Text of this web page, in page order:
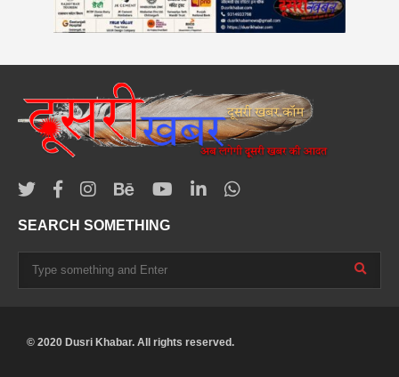
SEARCH SOMETHING
© 2020 Dusri Khabar. All rights reserved.